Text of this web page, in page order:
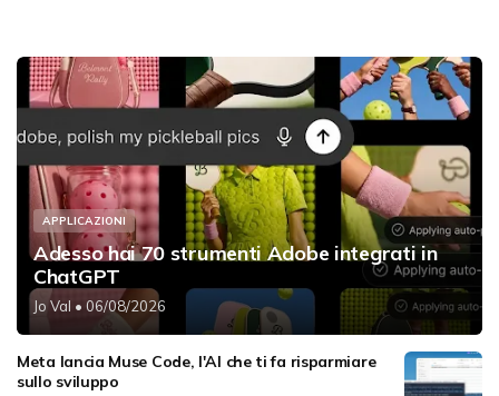
APPLICAZIONI
Adesso hai 70 strumenti Adobe integrati in
ChatGPT
Jo Val • 06/08/2026
Meta lancia Muse Code, l'AI che ti fa risparmiare
sullo sviluppo